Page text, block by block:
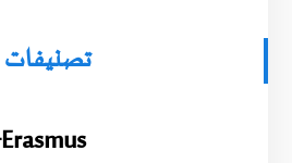
تصنيفات
Erasmus+